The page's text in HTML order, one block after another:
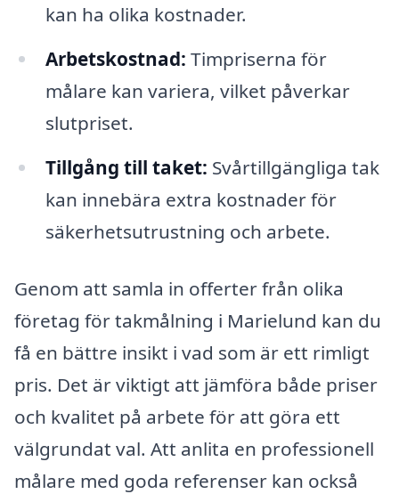
kan ha olika kostnader.
Arbetskostnad: Timpriserna för
målare kan variera, vilket påverkar
slutpriset.
Tillgång till taket: Svårtillgängliga tak
kan innebära extra kostnader för
säkerhetsutrustning och arbete.
Genom att samla in offerter från olika
företag för takmålning i Marielund kan du
få en bättre insikt i vad som är ett rimligt
pris. Det är viktigt att jämföra både priser
och kvalitet på arbete för att göra ett
välgrundat val. Att anlita en professionell
målare med goda referenser kan också